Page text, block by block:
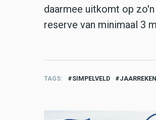
daarmee uitkomt op
reserve van minimaal 3
TAGS SIMPELVELD